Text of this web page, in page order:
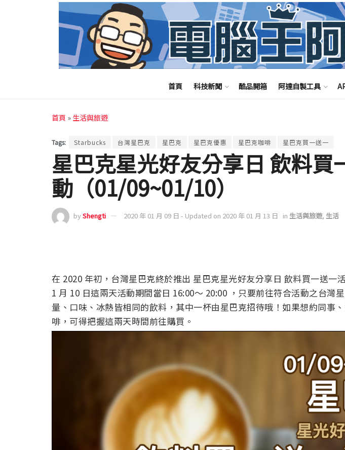
首頁 科技新聞 酷品開箱 阿達自製工具
首頁 » 生活與旅遊
Tags: Starbucks 台灣星巴克 星巴克 星巴克優惠 星巴克咖啡 星巴克買一送一
星巴克星光好友分享日 飲料買
動（01/09~01/10）
byShengti 2020 年 01 月 09 日 - Updated on 2020 年 01 月 13 日 in 生活與旅遊, 生活
在 2020 年初，台灣星巴克終於推出 星巴克星光好友分享日 飲料買一送一
1 月 10 日這兩天活動期間當日 16:00～ 20:00 ，只要前往符合活動之台灣
量、口味、冰熱皆相同的飲料，其中一杯由星巴克招待哦！如果想約同事
啡，可得把握這兩天時間前往購買。